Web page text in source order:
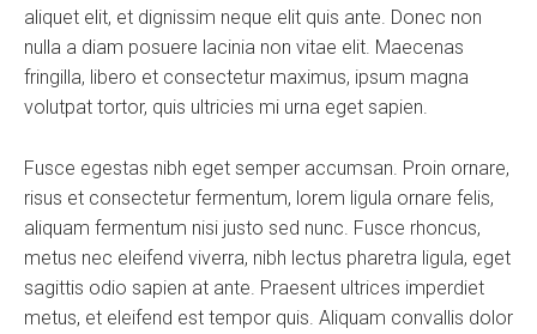
aliquet elit, et dignissim neque elit quis ante. Donec non
nulla a diam posuere lacinia non vitae elit. Maecenas
fringilla, libero et consectetur maximus, ipsum magna
volutpat tortor, quis ultricies mi urna eget sapien.
Fusce egestas nibh eget semper accumsan. Proin ornare,
risus et consectetur fermentum, lorem ligula ornare felis,
aliquam fermentum nisi justo sed nunc. Fusce rhoncus,
metus nec eleifend viverra, nibh lectus pharetra ligula, eget
sagittis odio sapien at ante. Praesent ultrices imperdiet
metus, et eleifend est tempor quis. Aliquam convallis dolor